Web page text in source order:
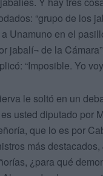
“grupo de los
Unamuno en el
jabalí¬ de la
“Imposible. Yo
le soltó en un
usted diputado por
que lo es por
más
¿para qué